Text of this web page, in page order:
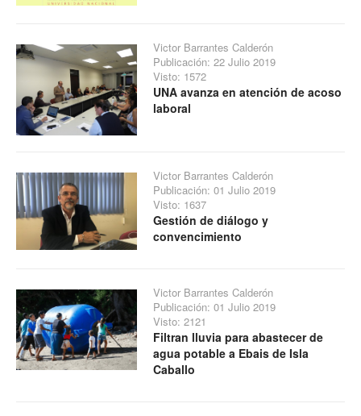
Victor Barrantes Calderón
Publicación: 22 Julio 2019
Visto: 1572
UNA avanza en atención de acoso
laboral
Victor Barrantes Calderón
Publicación: 01 Julio 2019
Visto: 1637
Gestión de diálogo y
convencimiento
Victor Barrantes Calderón
Publicación: 01 Julio 2019
Visto: 2121
Filtran lluvia para abastecer de
agua potable a Ebais de Isla
Caballo